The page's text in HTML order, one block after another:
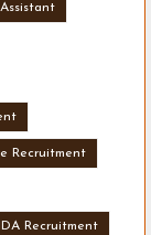
Recruitment
Recruitment